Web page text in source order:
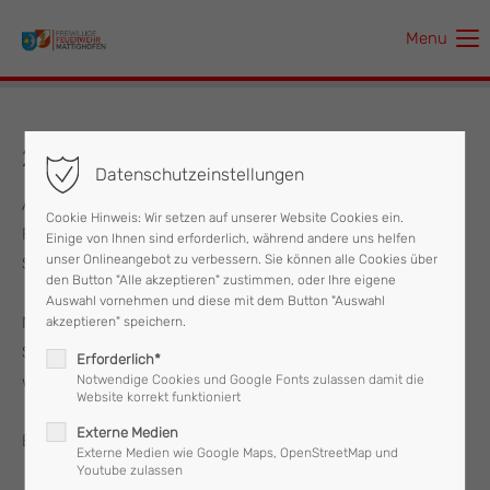
Der Eintrag "offcanvas-col1" existiert leider nicht.
Der Eintrag "offcanvas-col3" existiert leider nicht.
Der Eintrag "offcanvas-col4" existiert leider nicht.
Menu
23.04.2018 Brandmeldealarm
Am Montag, den 23. April 2018 wurde um 15:12 Uhr die
Feuerwehr Mattighofen zu einem Brandmeldealarm in die
Stallhofnerstraße alarmiert.
Nach der Begehung durch den Einsatzleiter und dem
Sicherheitspersonal konnte rasch Entwarnung gegeben
werden.
Es handelte sich um einen Täuschungsalarm.
Datenschutzeinstellungen
Cookie Hinweis: Wir setzen auf unserer Website Cookies ein.
Einige von Ihnen sind erforderlich, während andere uns helfen
unser Onlineangebot zu verbessern. Sie können alle Cookies über
den Button "Alle akzeptieren" zustimmen, oder Ihre eigene
Auswahl vornehmen und diese mit dem Button "Auswahl
akzeptieren" speichern.
Erforderlich*
Notwendige Cookies und Google Fonts zulassen damit die
Website korrekt funktioniert
Externe Medien
Externe Medien wie Google Maps, OpenStreetMap und
Youtube zulassen